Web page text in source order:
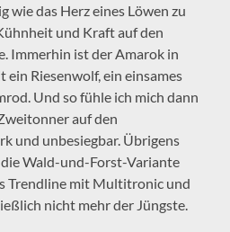
wie das Herz eines Löwen zu
und Kraft auf den
Immerhin ist der Amarok in
Riesenwolf, ein einsames
Und so fühle ich mich dann
auf den
und unbesiegbar. Übrigens
Wald-und-Forst-Variante
Trendline mit Multitronic und
nicht mehr der Jüngste.